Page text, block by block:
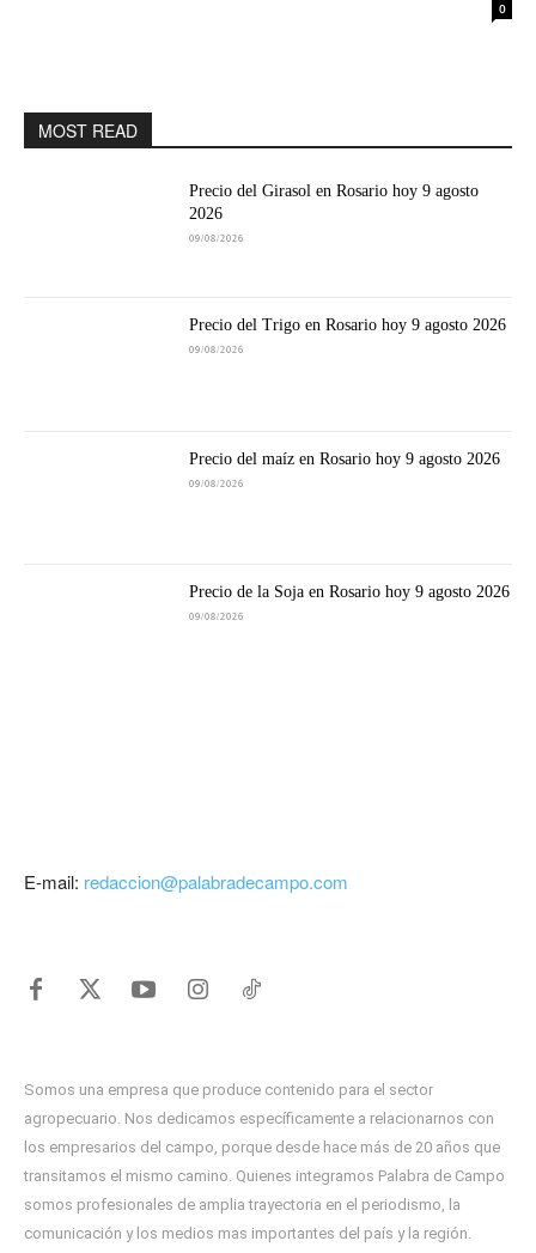
0
MOST READ
Precio del Girasol en Rosario hoy 9 agosto
2026
09/08/2026
Precio del Trigo en Rosario hoy 9 agosto 2026
09/08/2026
Precio del maíz en Rosario hoy 9 agosto 2026
09/08/2026
Precio de la Soja en Rosario hoy 9 agosto 2026
09/08/2026
E-mail: redaccion@palabradecampo.com
Somos una empresa que produce contenido para el sector
agropecuario. Nos dedicamos específicamente a relacionarnos con
los empresarios del campo, porque desde hace más de 20 años que
transitamos el mismo camino. Quienes integramos Palabra de Campo
somos profesionales de amplia trayectoria en el periodismo, la
comunicación y los medios mas importantes del país y la región.